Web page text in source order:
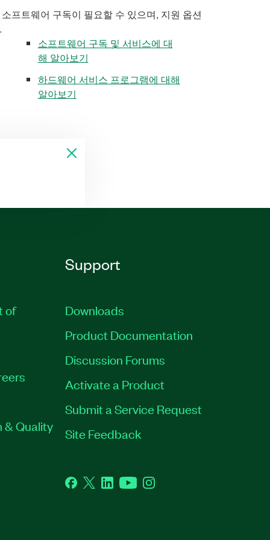
프트웨어 구독이 필요할 수 있으며, 지원 옵션
소프트웨어 구독 및 서비스에 대
해 알아보기
하드웨어 서비스 프로그램에 대해
알아보기
of
& Quality
Support
Downloads
Product Documentation
Discussion Forums
Activate a Product
Submit a Service Request
Site Feedback
Facebook
TwitterLinkedInYouTubeInstagram